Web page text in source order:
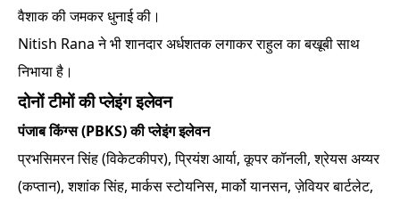
वैशाक की जमकर धुनाई की।
Nitish Rana ने भी शानदार अर्धशतक लगाकर राहुल का बखूबी साथ
निभाया है।
दोनों टीमों की प्लेइंग इलेवन
पंजाब किंग्स (PBKS) की प्लेइंग इलेवन
प्रभसिमरन सिंह (विकेटकीपर), प्रियंश आर्या, कूपर कॉनली, श्रेयस अय्यर
(कप्तान), शशांक सिंह, मार्कस स्टोयनिस, मार्को यानसन, ज़ेवियर बार्टलेट,